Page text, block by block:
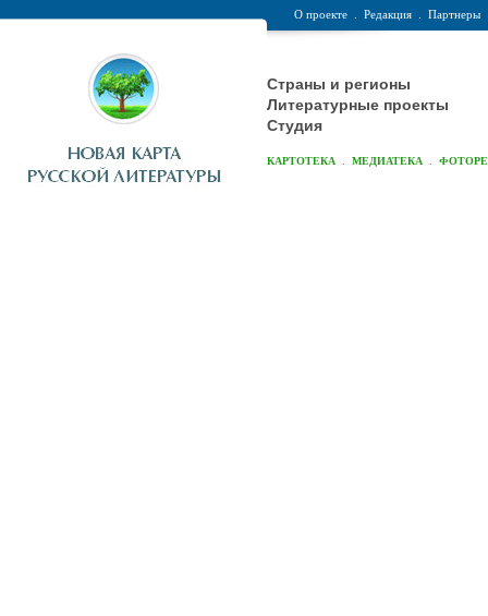
О проекте Редакция Партнеры
Страны и регионы
Литературные проекты
Студия
КАРТОТЕКА МЕДИАТЕКА